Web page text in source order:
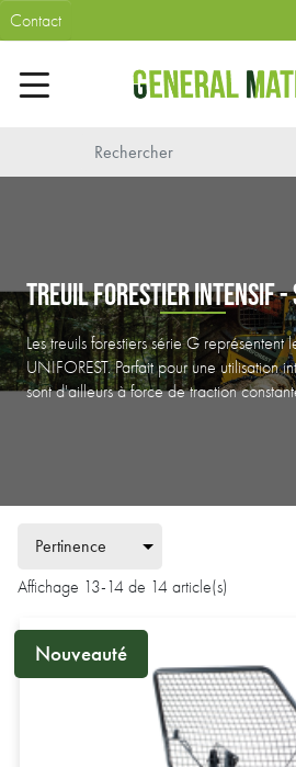
Contact
TREUIL FORESTIER INTENSIF -
Les treuils forestiers série G représentent
UNIFOREST. Parfait pour une utilisation
sont d'ailleurs à force de traction
Affichage 13-14 de 14 article(s)
Nouveauté